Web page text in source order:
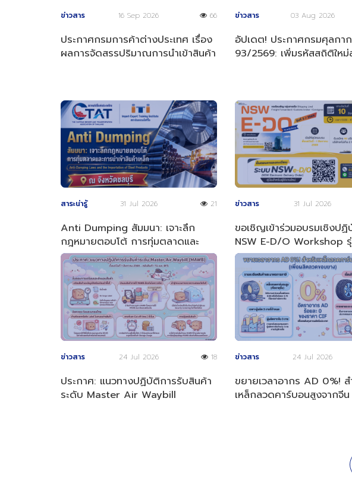
ข่าวสาร 16 Sep 2026 66
ประกาศกรมการค้าต่างประเทศ เรื่อง
ผลการจัดสรรปริมาณการนำเข้าสินค้า
ข่าวสาร 03 Aug 2026
อัปเดต! ประกาศกรมศุลกา
93/2569: เพิ่มรหัสสถิติใหม่
สาระน่ารู้ 31 Jul 2026 21
Anti Dumping สัมมนา: เจาะลึก
กฎหมายตอบโต้ การทุ่มตลาดและ
การนำเข้าสินค้าเหล็ก
ข่าวสาร 31 Jul 2026
ขอเชิญเข้าร่วมอบรมเชิงป
NSW E-D/O Workshop
ประจำปี 2569
ข่าวสาร 24 Jul 2026 18
ประกาศ: แนวทางปฏิบัติการรับสินค้า
ระดับ Master Air Waybill
ข่าวสาร 24 Jul 2026
ขยายเวลาอากร AD 0%!
เหล็กลวดคาร์บอนสูงจากจีน